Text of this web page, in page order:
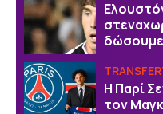
δώσουμε
Η Παρί
τον